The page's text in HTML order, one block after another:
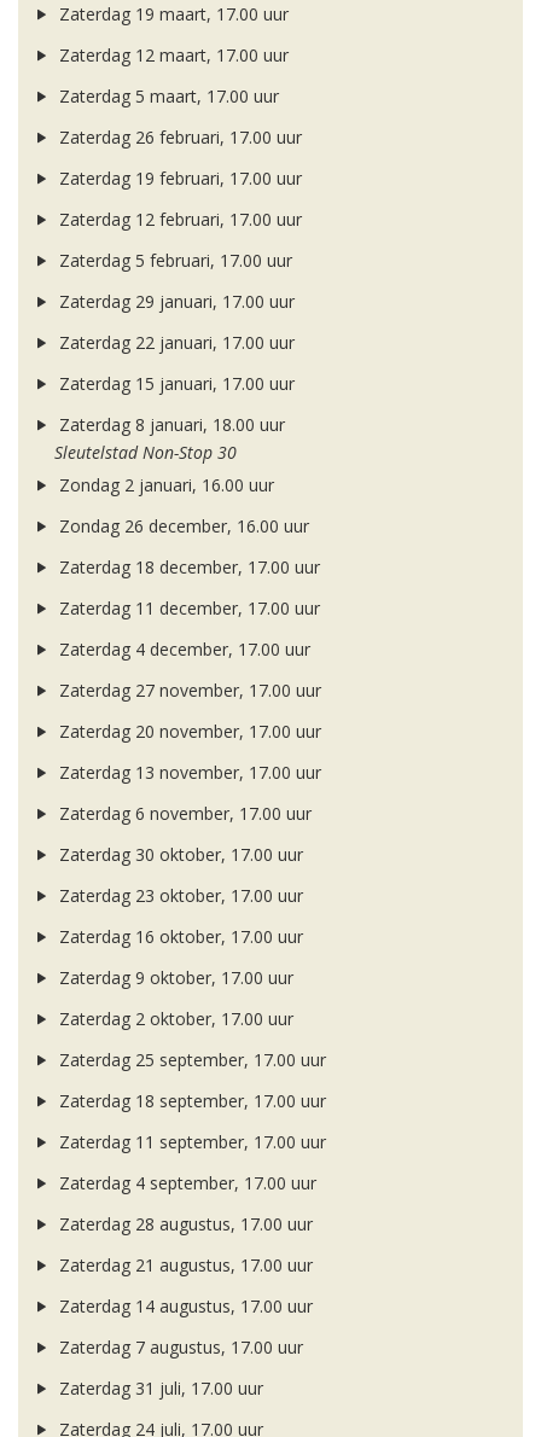
Zaterdag 19 maart, 17.00 uur
Zaterdag 12 maart, 17.00 uur
Zaterdag 5 maart, 17.00 uur
Zaterdag 26 februari, 17.00 uur
Zaterdag 19 februari, 17.00 uur
Zaterdag 12 februari, 17.00 uur
Zaterdag 5 februari, 17.00 uur
Zaterdag 29 januari, 17.00 uur
Zaterdag 22 januari, 17.00 uur
Zaterdag 15 januari, 17.00 uur
Zaterdag 8 januari, 18.00 uur
Sleutelstad Non-Stop 30
Zondag 2 januari, 16.00 uur
Zondag 26 december, 16.00 uur
Zaterdag 18 december, 17.00 uur
Zaterdag 11 december, 17.00 uur
Zaterdag 4 december, 17.00 uur
Zaterdag 27 november, 17.00 uur
Zaterdag 20 november, 17.00 uur
Zaterdag 13 november, 17.00 uur
Zaterdag 6 november, 17.00 uur
Zaterdag 30 oktober, 17.00 uur
Zaterdag 23 oktober, 17.00 uur
Zaterdag 16 oktober, 17.00 uur
Zaterdag 9 oktober, 17.00 uur
Zaterdag 2 oktober, 17.00 uur
Zaterdag 25 september, 17.00 uur
Zaterdag 18 september, 17.00 uur
Zaterdag 11 september, 17.00 uur
Zaterdag 4 september, 17.00 uur
Zaterdag 28 augustus, 17.00 uur
Zaterdag 21 augustus, 17.00 uur
Zaterdag 14 augustus, 17.00 uur
Zaterdag 7 augustus, 17.00 uur
Zaterdag 31 juli, 17.00 uur
Zaterdag 24 juli, 17.00 uur